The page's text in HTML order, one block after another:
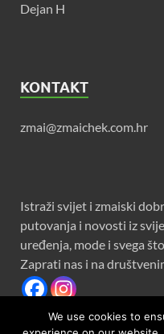
Dejan H
KONTAKT
zmai@zmaichek.com.hr
Istraži svijet i zmaiski
putovanja i novosti iz
uređenja, mode i svega
Zaprati nas i na
We use cookies to